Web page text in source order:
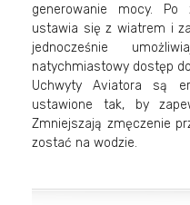
generowanie mocy. Po
ustawia się z wiatrem i
jednocześnie
natychmiastowy dostęp
Uchwyty Aviatora są
ustawione tak, by
Zmniejszają zmęczenie
zostać na wodzie.